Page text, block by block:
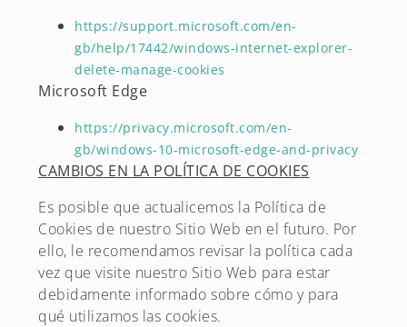
https://support.microsoft.com/en-
gb/help/17442/windows-internet-explorer-
delete-manage-cookies
Microsoft Edge
https://privacy.microsoft.com/en-
gb/windows-10-microsoft-edge-and-privacy
CAMBIOS EN LA POLÍTICA DE COOKIES
Es posible que actualicemos la Política de
Cookies de nuestro Sitio Web en el futuro. Por
ello, le recomendamos revisar la política cada
vez que visite nuestro Sitio Web para estar
debidamente informado sobre cómo y para
qué utilizamos las cookies.